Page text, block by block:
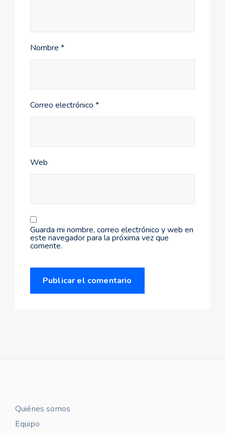
Nombre *
Correo electrónico *
Web
Guarda mi nombre, correo electrónico y web en
este navegador para la próxima vez que
comente.
Quiénes somos
Equipo